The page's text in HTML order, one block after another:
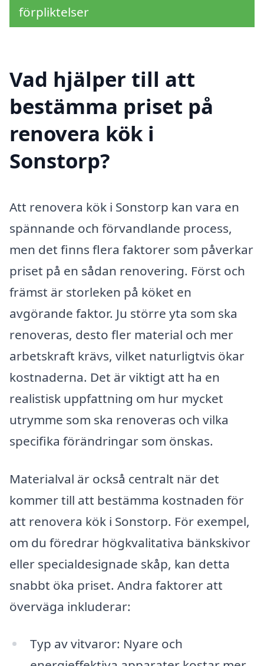
förpliktelser
Vad hjälper till att
bestämma priset på
renovera kök i
Sonstorp?
Att renovera kök i Sonstorp kan vara en
spännande och förvandlande process,
men det finns flera faktorer som påverkar
priset på en sådan renovering. Först och
främst är storleken på köket en
avgörande faktor. Ju större yta som ska
renoveras, desto fler material och mer
arbetskraft krävs, vilket naturligtvis ökar
kostnaderna. Det är viktigt att ha en
realistisk uppfattning om hur mycket
utrymme som ska renoveras och vilka
specifika förändringar som önskas.
Materialval är också centralt när det
kommer till att bestämma kostnaden för
att renovera kök i Sonstorp. För exempel,
om du föredrar högkvalitativa bänkskivor
eller specialdesignade skåp, kan detta
snabbt öka priset. Andra faktorer att
överväga inkluderar:
Typ av vitvaror: Nyare och